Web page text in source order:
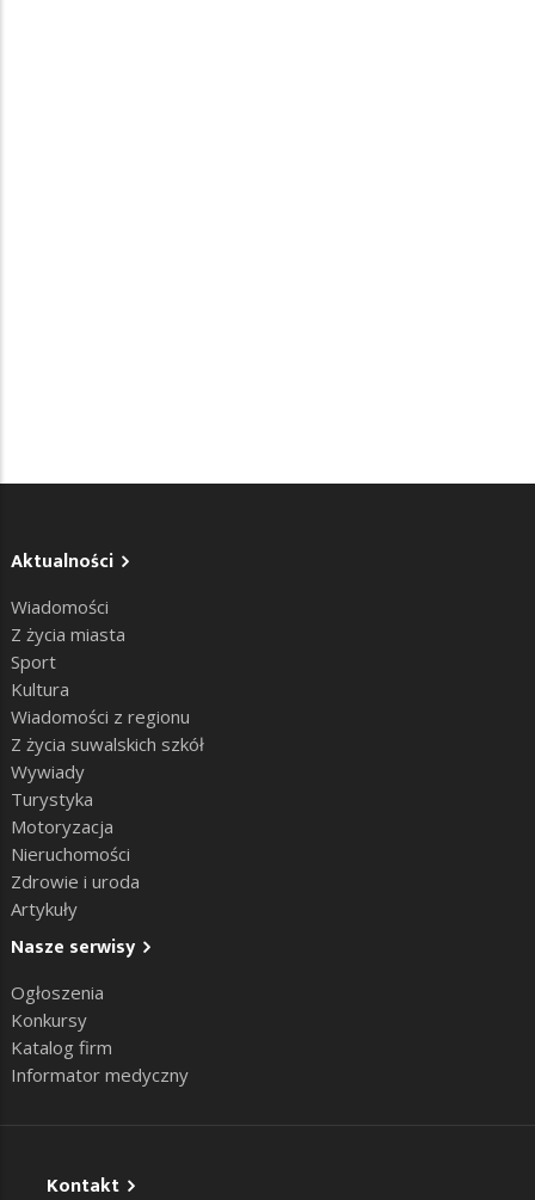
Aktualności
Wiadomości
Z życia miasta
Sport
Kultura
Wiadomości z regionu
Z życia suwalskich szkół
Wywiady
Turystyka
Motoryzacja
Nieruchomości
Zdrowie i uroda
Artykuły
Nasze serwisy
Ogłoszenia
Konkursy
Katalog firm
Informator medyczny
Kontakt